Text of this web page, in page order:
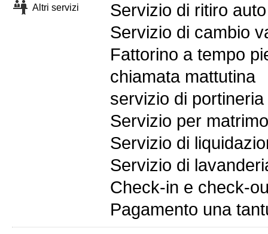
Altri servizi
Servizio di ritiro auto
Servizio di cambio
Fattorino a tempo
chiamata mattutina
servizio di portineria
Servizio per
Servizio di
Servizio di
Check-in e check-
Pagamento una